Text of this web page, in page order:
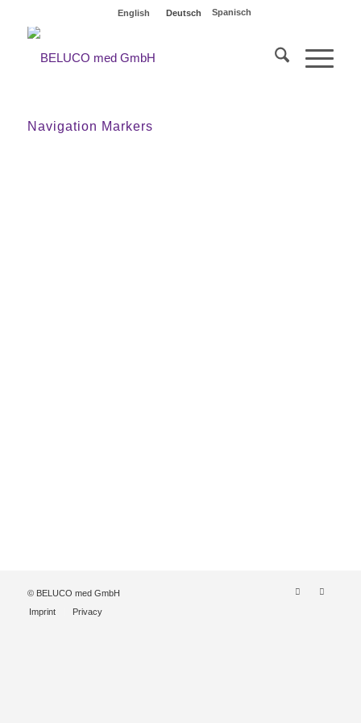
English Deutsch Spanisch
Navigation Markers
© BELUCO med GmbH
Imprint
Privacy